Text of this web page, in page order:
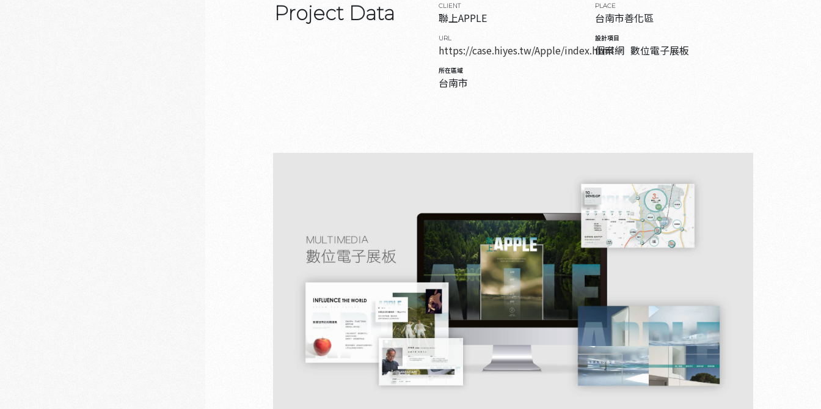
Project Data CLIENT
聯上APPLE
PLACE
台南市善化區
URL
https://case.hiyes.tw/Apple/index.html
設計項目
個案網 數位電子展板
所在區域
台南市